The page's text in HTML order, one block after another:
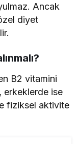
Ancak
diyet
B2 vitamini
erkeklerde ise
fiziksel aktivite